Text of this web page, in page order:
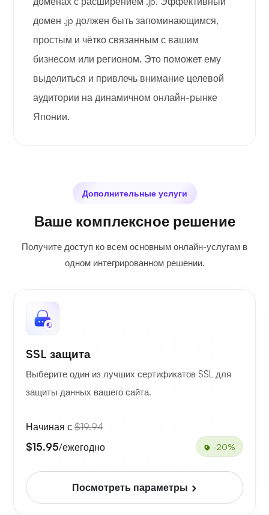
домен .jp должен быть запоминающимся,
простым и чётко связанным с вашим
бизнесом или регионом. Это поможет ему
выделиться и привлечь внимание целевой
аудитории на динамичном онлайн-рынке
Японии.
Дополнительные услуги
Ваше комплексное решение
Получите доступ ко всем основным онлайн-услугам в
одном интегрированном решении.
SSL защита
Выберите один из лучших сертификатов SSL для
защиты данных вашего сайта.
Начиная с $19.94
$15.95/ежегодно -20%
Посмотреть параметры